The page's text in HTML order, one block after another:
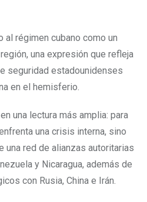
al régimen cubano como un
una expresión que refleja
seguridad estadounidenses
en el hemisferio.
una lectura más amplia: para
una crisis interna, sino
una red de alianzas autoritarias
y Nicaragua, además de
con Rusia, China e Irán.